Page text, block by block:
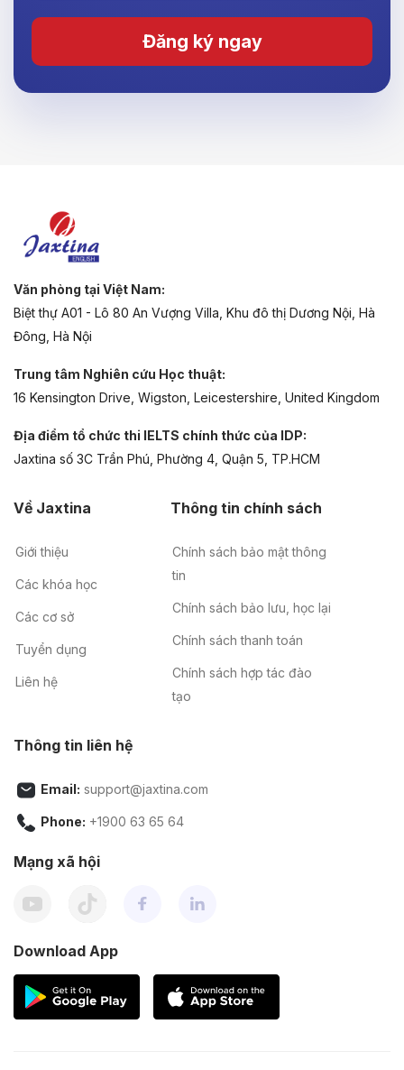
Đăng ký ngay
Văn phòng tại Việt Nam:
Biệt thự A01 - Lô 80 An Vượng Villa, Khu đô thị Dương Nội, Hà
Đông, Hà Nội
Trung tâm Nghiên cứu Học thuật:
16 Kensington Drive, Wigston, Leicestershire, United Kingdom
Địa điểm tổ chức thi IELTS chính thức của IDP:
Jaxtina số 3C Trần Phú, Phường 4, Quận 5, TP.HCM
Về Jaxtina
Giới thiệu
Các khóa học
Các cơ sở
Tuyển dụng
Liên hệ
Thông tin chính sách
Chính sách bảo mật thông
tin
Chính sách bảo lưu, học lại
Chính sách thanh toán
Chính sách hợp tác đào
tạo
Thông tin liên hệ
Email: support@jaxtina.com
Phone: +1900 63 65 64
Mạng xã hội
Download App